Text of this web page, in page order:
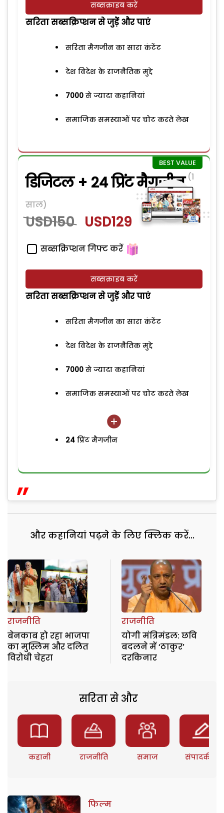
सब्सक्राइब करें
सरिता सब्सक्रिप्शन से जुड़ेें और पाएं
सरिता मैगजीन का सारा कंटेंट
देश विदेश के राजनैतिक मुद्दे
7000से ज्यादा कहानियां
समाजिक समस्याओं पर चोट करते लेख
डिजिटल + 24 प्रिंट मैगजीन (1
साल)
USD150 USD129
सब्सक्रिप्शन गिफ्ट करें
सब्सक्राइब करें
सरिता सब्सक्रिप्शन से जुड़ेें और पाएं
सरिता मैगजीन का सारा कंटेंट
देश विदेश के राजनैतिक मुद्दे
7000से ज्यादा कहानियां
समाजिक समस्याओं पर चोट करते लेख
24प्रिंट मैगजीन
और कहानियां पढ़ने के लिए क्लिक करें...
राजनीति
बेनकाब हो रहा भाजपा
का मुस्लिम और दलित
विरोधी चेहरा
राजनीति
योगी मंत्रिमंडल: छवि
बदलने में ‘ठाकुर’
दरकिनार
सरिता से और
कहानी राजनीति समाज संपादकीय
फिल्म